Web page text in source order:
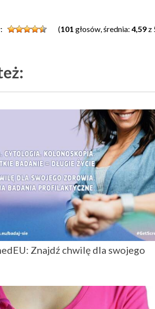
(101 głosów, średnia: 4,59 z
Znajdź chwilę dla swojego